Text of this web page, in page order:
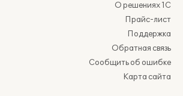
О решениях 1С
Прайс-лист
Поддержка
Обратная связь
Сообщить об ошибке
Карта сайта